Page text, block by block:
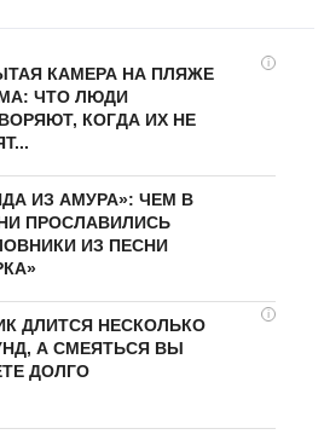
i
КАМЕРА НА ПЛЯЖЕ
ЧТО ЛЮДИ
КОГДА ИХ НЕ
ИЗ АМУРА»: ЧЕМ В
ПРОСЛАВИЛИСЬ
ИЗ ПЕСНИ
i
ДЛИТСЯ НЕСКОЛЬКО
А СМЕЯТЬСЯ ВЫ
ДОЛГО